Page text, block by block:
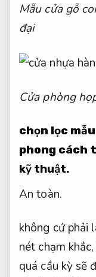
Mẫu cửa gỗ
đại
Cửa phòng
chọn lọc
phong cách
kỹ thuật.
An toàn.
không cứ phải
nét chạm khắc,
quá cầu kỳ sẽ